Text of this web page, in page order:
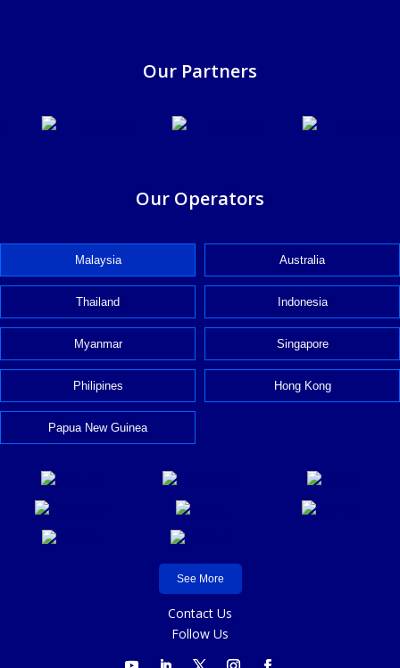
Our Partners
Our Operators
Malaysia Australia
Thailand Indonesia
Myanmar Singapore
Philipines Hong Kong
Papua New Guinea
See More
Contact Us
Follow Us